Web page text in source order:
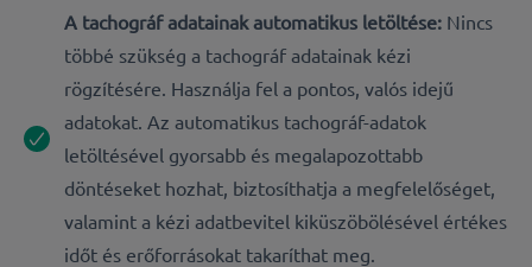
A tachográf adatainak automatikus letöltése: Nincs
többé szükség a tachográf adatainak kézi
rögzítésére. Használja fel a pontos, valós idejű
adatokat. Az automatikus tachográf-adatok
letöltésével gyorsabb és megalapozottabb
döntéseket hozhat, biztosíthatja a megfelelőséget,
valamint a kézi adatbevitel kiküszöbölésével értékes
időt és erőforrásokat takaríthat meg.